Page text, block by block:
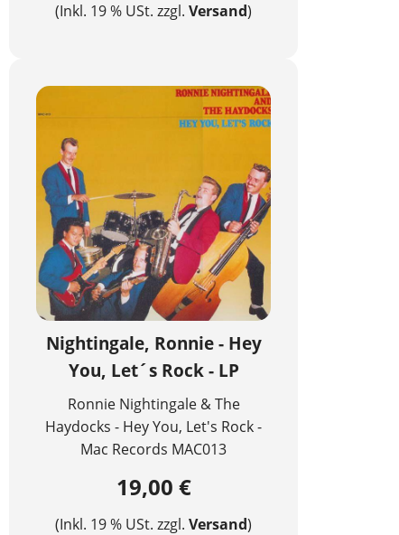
(Inkl. 19 % USt. zzgl. Versand)
Nightingale, Ronnie - Hey
You, Let´s Rock - LP
Ronnie Nightingale & The
Haydocks - Hey You, Let's Rock -
Mac Records MAC013
19,00 €
(Inkl. 19 % USt. zzgl. Versand)